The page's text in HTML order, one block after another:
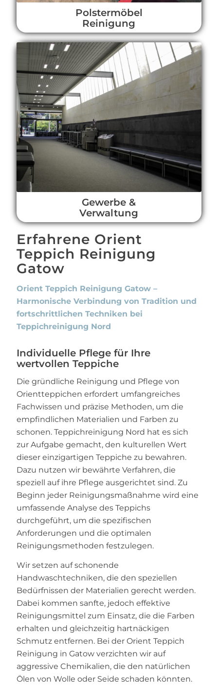
Polstermöbel
Reinigung
Gewerbe &
Verwaltung
Erfahrene Orient
Teppich Reinigung
Gatow
Orient Teppich Reinigung Gatow –
Harmonische Verbindung von Tradition und
fortschrittlichen Techniken bei
Teppichreinigung Nord
Individuelle Pflege für Ihre
wertvollen Teppiche
Die gründliche Reinigung und Pflege von
Orientteppichen erfordert umfangreiches
Fachwissen und präzise Methoden, um die
empfindlichen Materialien und Farben zu
schonen. Teppichreinigung Nord hat es sich
zur Aufgabe gemacht, den kulturellen Wert
dieser einzigartigen Teppiche zu bewahren.
Dazu nutzen wir bewährte Verfahren, die
speziell auf ihre Pflege ausgerichtet sind. Zu
Beginn jeder Reinigungsmaßnahme wird eine
umfassende Analyse des Teppichs
durchgeführt, um die spezifischen
Anforderungen und die optimalen
Reinigungsmethoden festzulegen.
Wir setzen auf schonende
Handwaschtechniken, die den speziellen
Bedürfnissen der Materialien gerecht werden.
Dabei kommen sanfte, jedoch effektive
Reinigungsmittel zum Einsatz, die die Farben
erhalten und gleichzeitig hartnäckigen
Schmutz entfernen. Bei der Orient Teppich
Reinigung in Gatow verzichten wir auf
aggressive Chemikalien, die den natürlichen
Ölen von Wolle oder Seide schaden könnten.